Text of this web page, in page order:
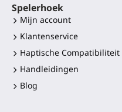
Spelerhoek
Mijn account
Klantenservice
Haptische Compatibiliteit
Handleidingen
Blog